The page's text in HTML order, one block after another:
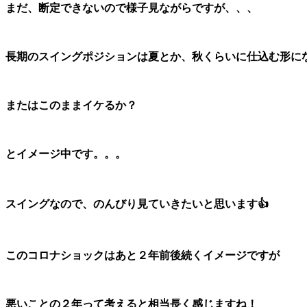
まだ、断定できないので様子見ながらですが、、、
長期のスイングポジションは夏とか、秋くらいに仕込む形に
またはこのままイケるか？
とイメージ中です。。。
スイングなので、のんびり見ていきたいと思います👍
このコロナショックはあと２年前後続くイメージですが
悪いことの２年って考えると相当長く感じますね！